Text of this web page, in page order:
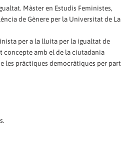
Màster en Estudis Feministes,
de Gènere per la Universitat de La
per a la lluita per la igualtat de
concepte amb el de la ciutadania
les pràctiques democràtiques per part